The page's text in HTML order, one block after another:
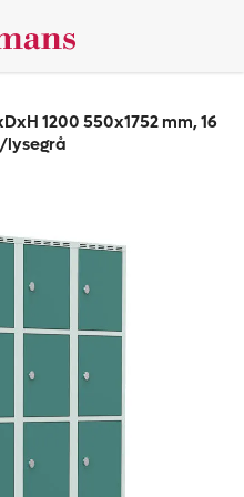
1200 550x1752 mm, 16
lysegrå